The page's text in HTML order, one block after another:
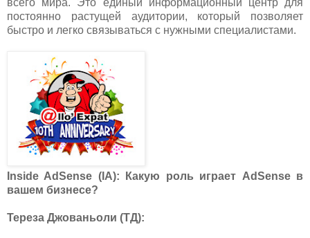
постоянно растущей аудитории, который позволяет
быстро и легко связываться с нужными специалистами.
Inside AdSense (IA): Какую роль играет AdSense в
вашем бизнесе?
Тереза Джованьоли (ТД):